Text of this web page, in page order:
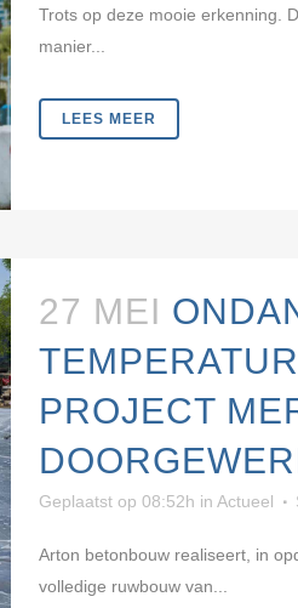
Trots op deze mooie erkenning.
manier...
LEES MEER
27 MEI
PROJECT
Geplaatst op 08:52h in Actueel
Arton betonbouw realiseert, in
volledige ruwbouw van...